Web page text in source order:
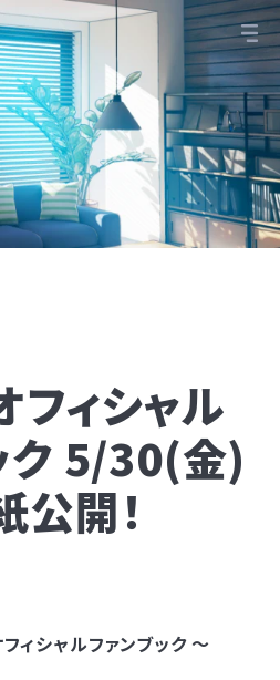
フィシャル
ク 5/30(金)
開！
ィシャルファンブック ～